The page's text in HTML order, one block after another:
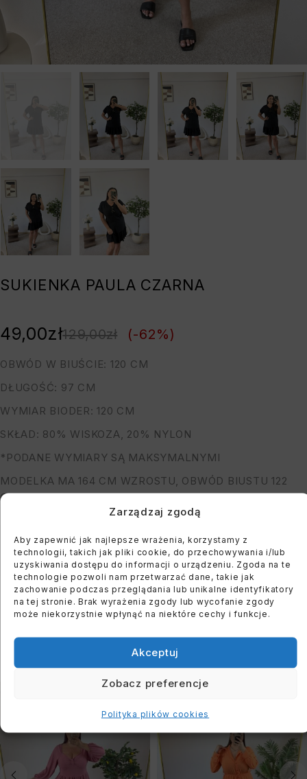
Zarządzaj zgodą
Aby zapewnić jak najlepsze wrażenia, korzystamy z
technologii, takich jak pliki cookie, do przechowywania i/lub
uzyskiwania dostępu do informacji o urządzeniu. Zgoda na te
technologie pozwoli nam przetwarzać dane, takie jak
zachowanie podczas przeglądania lub unikalne identyfikatory
na tej stronie. Brak wyrażenia zgody lub wycofanie zgody
może niekorzystnie wpłynąć na niektóre cechy i funkcje.
Akceptuj
Zobacz preferencje
Polityka plików cookies
SUKIENKA PAULA CZARNA
OBWÓD W BIUŚCIE: 120 CM
DŁUGOŚĆ: 97 CM
WYMIAR BIODER: 120 CM
SKŁAD: 80% WISKOZA, 20% NYLON
*PODANE WYMIARY SĄ MAKSYMALNYMI
MODELKA MA 164 CM WZROSTU, OBWÓD BIUSTU 122
CM I BIODER: 118 CM
129,00zł
49,00zł (-62%)
You must register to use the waitlist feature. Please
login or create an account
WYPRZEDANE